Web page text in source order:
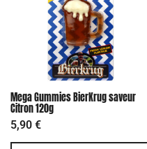
Mega Gummies BierKrug saveur
Citron 120g
5,90 €